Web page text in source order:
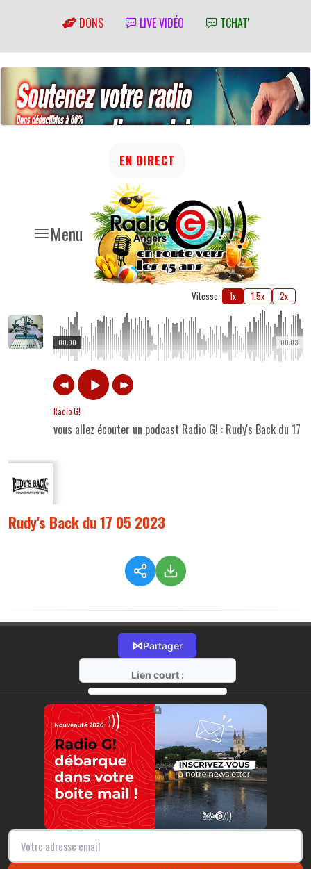
DONS LIVE VIDÉO TCHAT'
Menu
EN DIRECT
Vitesse : 1x 1.5x 2x
00:03
00:00
Radio G!
vous allez écouter un podcast Radio G! : Rudy's Back du 17
Rudy's Back du 17 05 2023
⋈Partager
Lien court :
https://radio-g.fr?11578
⧉